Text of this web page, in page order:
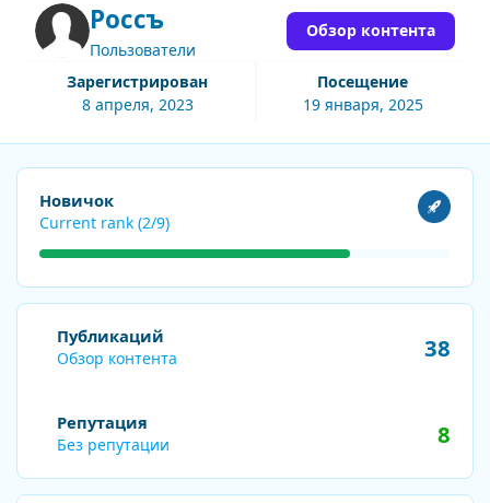
Россъ
Пользователи
Зарегистрирован
8 апреля, 2023
Посещение
19 января, 2025
Обзор контента
Посмотреть все
Новичок
Current rank (2/9)
Обзор контента
Публикаций
Обзор контента 38
Репутация
Без репутации 8